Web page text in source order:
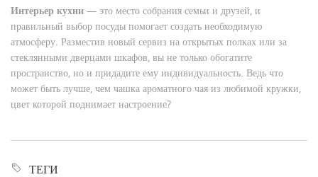
Интерьер кухни — это место собрания семьи и друзей, и
правильный выбор посуды помогает создать необходимую
атмосферу. Разместив новый сервиз на открытых полках или за
стеклянными дверцами шкафов, вы не только обогатите
пространство, но и придадите ему индивидуальность. Ведь что
может быть лучше, чем чашка ароматного чая из любимой кружки,
цвет которой поднимает настроение?
ТЕГИ